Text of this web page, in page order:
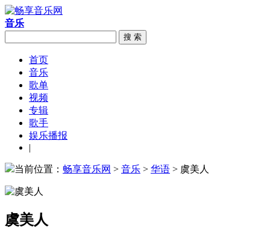
音乐
搜 索
首页
音乐
歌单
视频
专辑
歌手
娱乐播报
|
当前位置： 畅享音乐网 > 音乐 > 华语 > 虞美人
虞美人